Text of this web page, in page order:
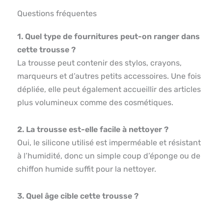
Questions fréquentes
1. Quel type de fournitures peut-on ranger dans
cette trousse ?
La trousse peut contenir des stylos, crayons,
marqueurs et d’autres petits accessoires. Une fois
dépliée, elle peut également accueillir des articles
plus volumineux comme des cosmétiques.
2. La trousse est-elle facile à nettoyer ?
Oui, le silicone utilisé est imperméable et résistant
à l’humidité, donc un simple coup d’éponge ou de
chiffon humide suffit pour la nettoyer.
3. Quel âge cible cette trousse ?